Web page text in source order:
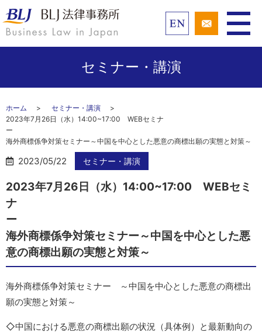
セミナー・講演
ホーム
セミナー・講演
2023年7月26日（水）14:00~17:00 WEBセミナ
海外商標係争対策セミナー～中国を中心とした悪意の商標出願の実態と対策～
2023/05/22 セミナー・講演
2023年7月26日（水）14:00~17:00 WEBセミ
ナ
海外商標係争対策セミナー～中国を中心とした悪
意の商標出願の実態と対策～
海外商標係争対策セミナー ～中国を中心とした悪意の商標出
願の実態と対策～
◇中国における悪意の商標出願の状況（具体例）と最新動向の